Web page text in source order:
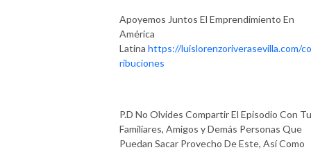
Apoyemos Juntos El Emprendimiento En
América
Latina https://luislorenzoriverasevilla.com/
ribuciones
P.D No Olvides Compartir El Episodio Con
Familiares, Amigos y Demás Personas Que
Puedan Sacar Provecho De Este, Así Como